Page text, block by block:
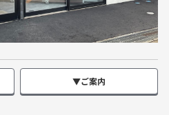
▼ご案内